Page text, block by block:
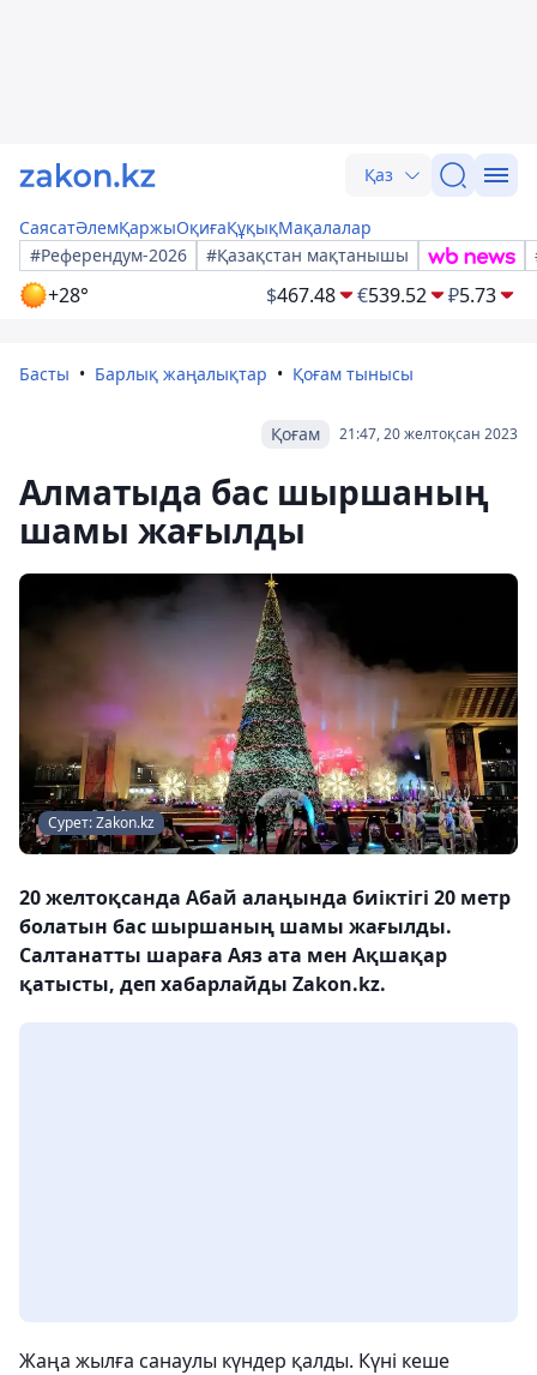
Қаз
СаясатӘлемҚаржыОқиғаҚұқықМақалалар
#Референдум-2026
#Қазақстан мақтанышы
+28° $467.48 €539.52 ₽5.73
Басты Барлық жаңалықтар Қоғам тынысы
21:47, 20 желтоқсан 2023
Қоғам
Алматыда бас шыршаның
шамы жағылды
Сурет: Zakon.kz
20 желтоқсанда Абай алаңында биіктігі 20 метр
болатын бас шыршаның шамы жағылды.
Салтанатты шараға Аяз ата мен Ақшақар
қатысты, деп хабарлайды Zakon.kz.
Жаңа жылға санаулы күндер қалды. Күні кеше